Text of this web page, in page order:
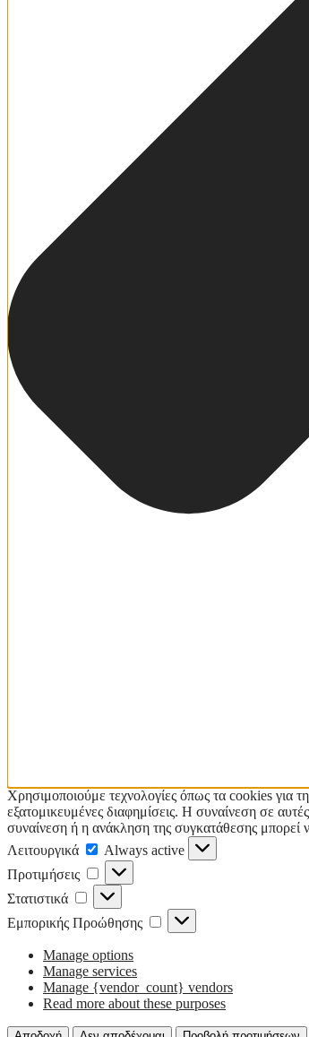
Χρησιμοποιούμε τεχνολογίες όπως τα cookies για
εξατομικευμένες διαφημίσεις. Η συναίνεση σε
συναίνεση ή η ανάκληση της συγκατάθεσης μπορεί
Λειτουργικά
Λειτουργικά
Always active
Προτιμήσεις
Προτιμήσεις
Στατιστικά Στατιστικά
Εμπορικής Προώθησης
Εμπορικής
Προώθησης
Manage options
Manage services
Manage {vendor_count} vendors
Read more about these purposes